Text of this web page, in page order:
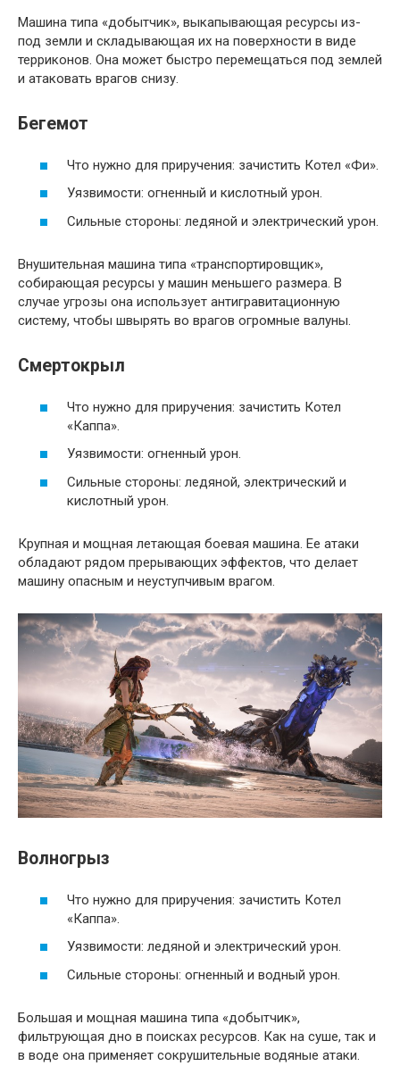
Машина типа «добытчик», выкапывающая ресурсы из-
под земли и складывающая их на поверхности в виде
терриконов. Она может быстро перемещаться под землей
и атаковать врагов снизу.
Бегемот
Что нужно для приручения: зачистить Котел «Фи».
Уязвимости: огненный и кислотный урон.
Сильные стороны: ледяной и электрический урон.
Внушительная машина типа «транспортировщик»,
собирающая ресурсы у машин меньшего размера. В
случае угрозы она использует антигравитационную
систему, чтобы швырять во врагов огромные валуны.
Смертокрыл
Что нужно для приручения: зачистить Котел
«Каппа».
Уязвимости: огненный урон.
Сильные стороны: ледяной, электрический и
кислотный урон.
Крупная и мощная летающая боевая машина. Ее атаки
обладают рядом прерывающих эффектов, что делает
машину опасным и неуступчивым врагом.
Волногрыз
Что нужно для приручения: зачистить Котел
«Каппа».
Уязвимости: ледяной и электрический урон.
Сильные стороны: огненный и водный урон.
Большая и мощная машина типа «добытчик»,
фильтрующая дно в поисках ресурсов. Как на суше, так и
в воде она применяет сокрушительные водяные атаки.